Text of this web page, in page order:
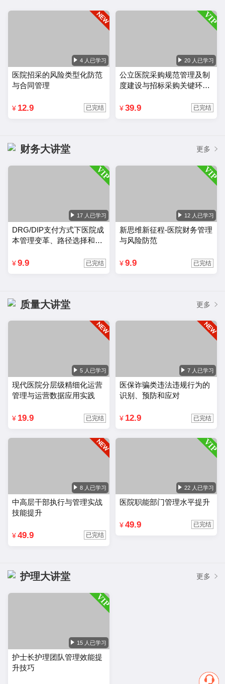
4 人已学习
医院招采的风险类型化防范
与合同管理
¥ 12.9 已完结
20 人已学习
公立医院采购规范管理及制
度建设与招标采购关键环节
¥ 39.9 已完结
财务大讲堂 更多
17 人已学习
DRG/DIP支付方式下医院成
本管理变革、路径选择和应
¥ 9.9 已完结
12 人已学习
新思维新征程-医院财务管理
与风险防范
¥ 9.9 已完结
质量大讲堂 更多
5 人已学习
现代医院分层级精细化运营
管理与运营数据应用实践
¥ 19.9 已完结
7 人已学习
医保诈骗类违法违规行为的
识别、预防和应对
¥ 12.9 已完结
8 人已学习
中高层干部执行与管理实战
技能提升
¥ 49.9 已完结
22 人已学习
医院职能部门管理水平提升
¥ 49.9 已完结
护理大讲堂 更多
15 人已学习
护士长护理团队管理效能提
升技巧